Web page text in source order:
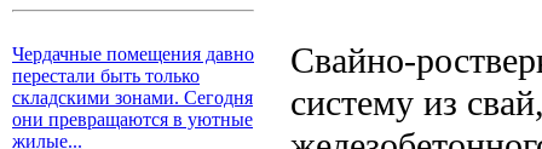
Чердачные помещения давно
перестали быть только
складскими зонами. Сегодня
они превращаются в уютные
жилые...
Свайно-
систему из